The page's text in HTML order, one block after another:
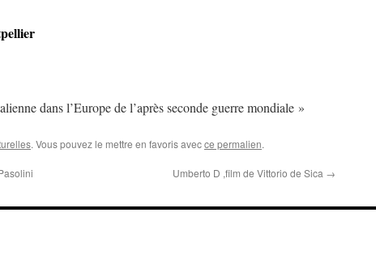
dans l’Europe de l’après seconde guerre mondiale »
. Vous pouvez le mettre en favoris avecce permalien.
Umberto D ,film de Vittorio de Sica →